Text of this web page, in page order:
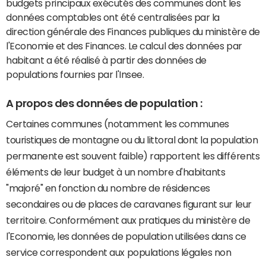
budgets principaux exécutés des communes dont les
données comptables ont été centralisées par la
direction générale des Finances publiques du ministère de
l'Economie et des Finances. Le calcul des données par
habitant a été réalisé à partir des données de
populations fournies par l'Insee.
A propos des données de population :
Certaines communes (notamment les communes
touristiques de montagne ou du littoral dont la population
permanente est souvent faible) rapportent les différents
éléments de leur budget à un nombre d'habitants
"majoré" en fonction du nombre de résidences
secondaires ou de places de caravanes figurant sur leur
territoire. Conformément aux pratiques du ministère de
l'Economie, les données de population utilisées dans ce
service correspondent aux populations légales non